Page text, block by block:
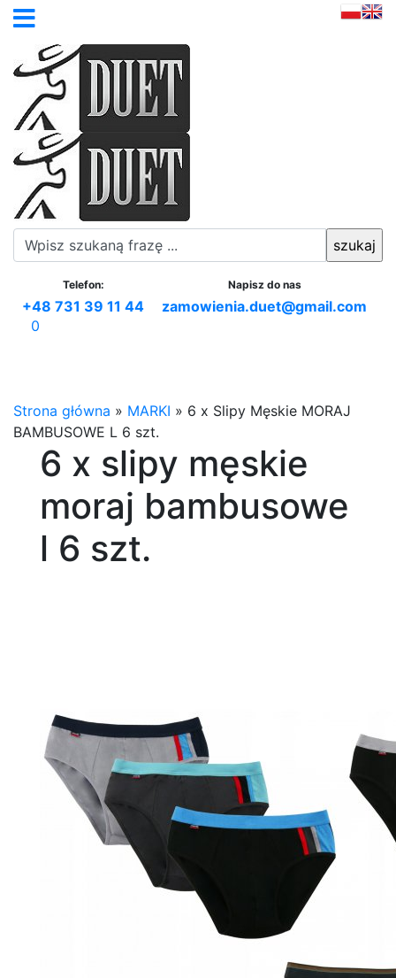
Telefon:
+48 731 39 11 44
Napisz do nas
zamowienia.duet@gmail.com
0
Strona główna » MARKI » 6 x Slipy Męskie MORAJ
BAMBUSOWE L 6 szt.
6 x slipy męskie
moraj bambusowe
l 6 szt.